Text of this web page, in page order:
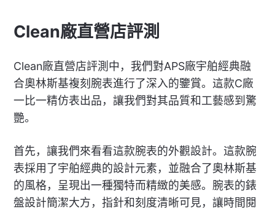
Clean廠直營店評測
Clean廠直營店評測中，我們對APS廠宇舶經典融
合奧林斯基複刻腕表進行了深入的鑒賞。這款C廠
一比一精仿表出品，讓我們對其品質和工藝感到驚
艷。
首先，讓我們來看看這款腕表的外觀設計。這款腕
表採用了宇舶經典的設計元素，並融合了奧林斯基
的風格，呈現出一種獨特而精緻的美感。腕表的錶
盤設計簡潔大方，指針和刻度清晰可見，讓時間閱